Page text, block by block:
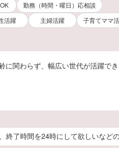
勤務（時間・曜日）応相談
活躍 主婦活躍
子育てママ
関わらず、幅広い世代が活躍でき
終了時間を24時にして欲しいなど